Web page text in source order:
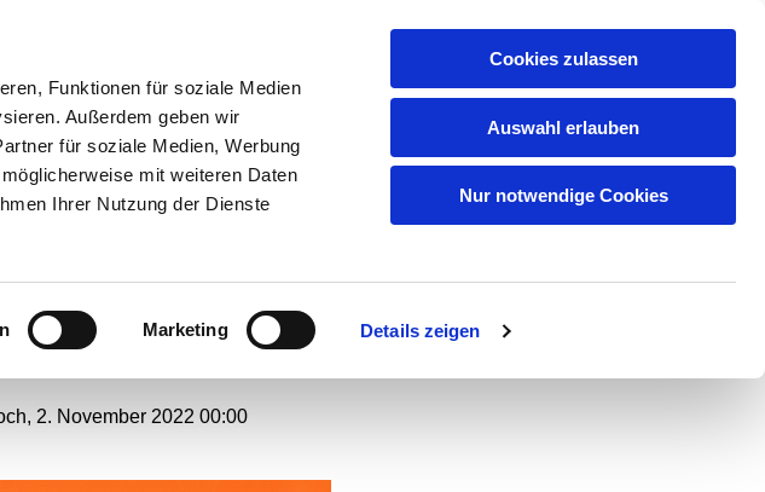
Funktionen für soziale Medien
Außerdem geben wir
für soziale Medien, Werbung
mit weiteren Daten
Ihrer Nutzung der Dienste
Marketing Details zeigen
Cookies zulassen
Auswahl erlauben
Nur notwendige Cookies
ÜBER UNS FAQ
für Opfer im
2. November 2022 00:00